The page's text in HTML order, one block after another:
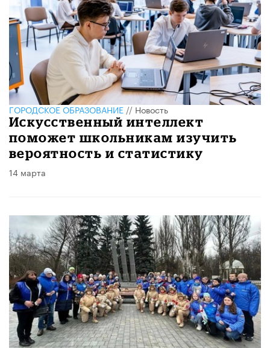
ГОРОДСКОЕ ОБРАЗОВАНИЕ//Новость
Искусственный интеллект
поможет школьникам изучить
вероятность и статистику
14 марта